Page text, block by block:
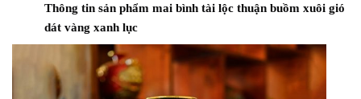
Thông tin sản phẩm mai bình tài lộc thuận buồm xuôi gió
dát vàng xanh lục